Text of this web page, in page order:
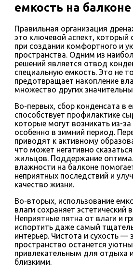
емкость на балконе
Правильная организация
это ключевой аспект, который
при создании комфортного и
пространства. Одним из
решений является отвод
специальную емкость. Это не
предотвращает накопление
множество других
Во-первых, сбор конденсата в
способствует профилактике
которые могут возникать из-
особенно в зимний период.
приводят к активному
что может негативно
жильцов. Поддержание
влажности на балконе
неприятных последствий и
качество жизни.
Во-вторых, использование
влаги сохраняет эстетический
Неприятные пятна от влаги и
испортить даже самый
интерьер. Чистота и сухость —
пространство останется
привлекательным для отдыха
близкими.